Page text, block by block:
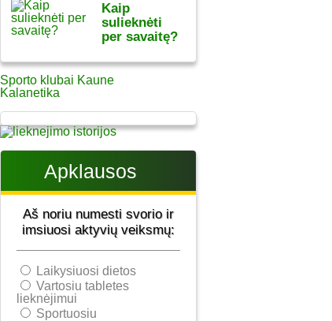
Kaip
sulieknėti
per savaitę?
Sporto klubai Kaune
Kalanetika
Apklausos
Aš noriu numesti svorio ir
imsiuosi aktyvių veiksmų:
Laikysiuosi dietos
Vartosiu tabletes
lieknėjimui
Sportuosiu